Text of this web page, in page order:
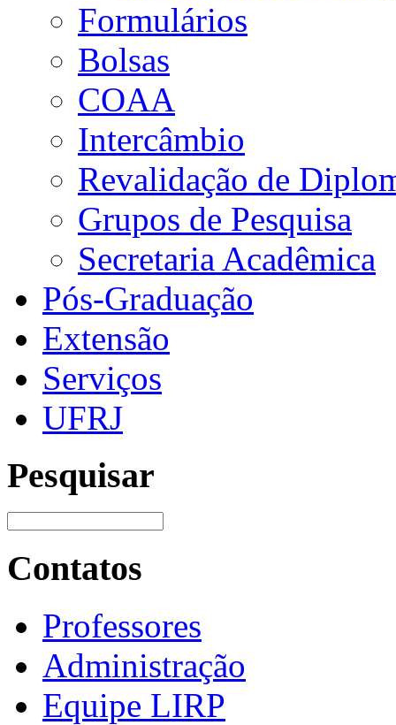
Formulários
Bolsas
COAA
Intercâmbio
Revalidação de
Grupos de Pesquisa
Secretaria Acadêmica
Pós-Graduação
Extensão
Serviços
UFRJ
Pesquisar
Contatos
Professores
Administração
Equipe LIRP